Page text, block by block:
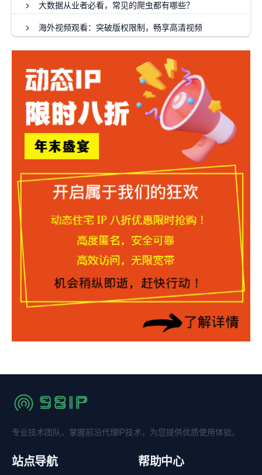
大数据从业者必看，常见的爬虫都有哪些？
海外视频观看：突破版权限制，畅享高清视频
专业技术团队，掌握前沿代理IP技术，为您提供优质使用体验。
站点导航 帮助中心